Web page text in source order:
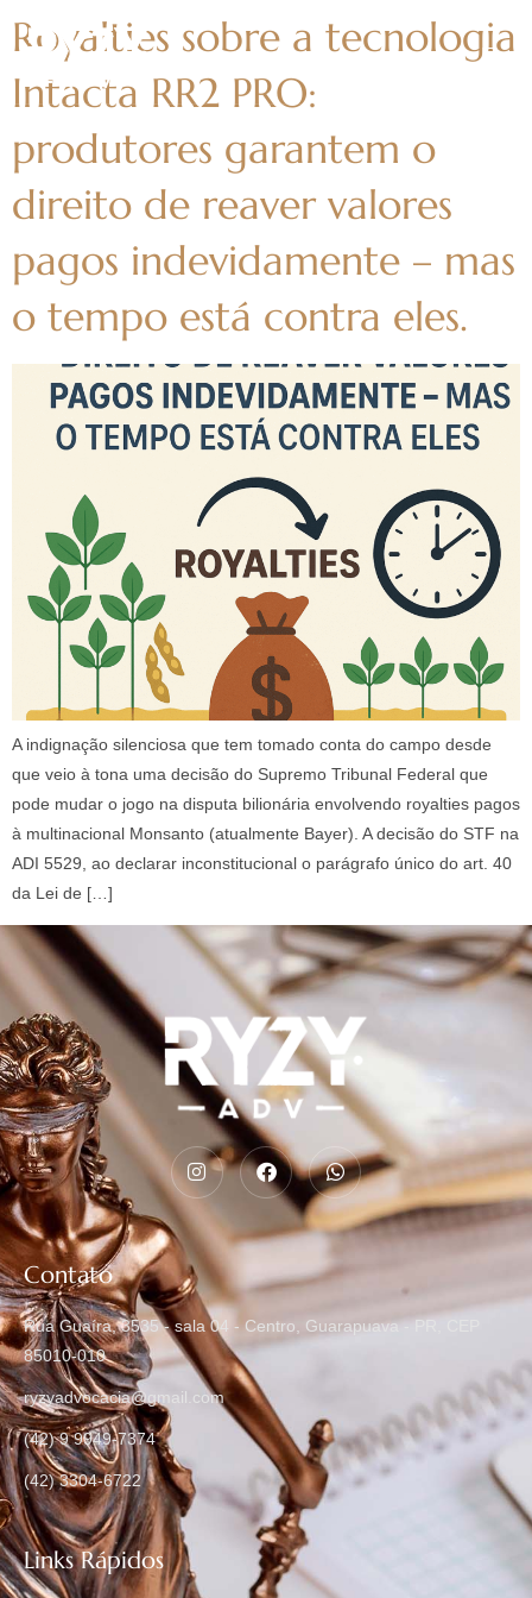
Royalties sobre a tecnologia
Intacta RR2 PRO:
produtores garantem o
direito de reaver valores
pagos indevidamente – mas
o tempo está contra eles.
A indignação silenciosa que tem tomado conta do campo desde
que veio à tona uma decisão do Supremo Tribunal Federal que
pode mudar o jogo na disputa bilionária envolvendo royalties pagos
à multinacional Monsanto (atualmente Bayer). A decisão do STF na
ADI 5529, ao declarar inconstitucional o parágrafo único do art. 40
da Lei de […]
Contato
Rua Guaíra, 3535 - sala 04 - Centro, Guarapuava - PR, CEP
85010-010
ryzyadvocacia@gmail.com
(42) 9 9949-7374
(42) 3304-6722
Links Rápidos